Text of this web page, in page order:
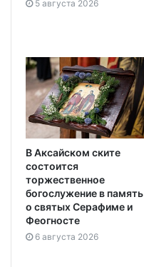
5 августа 2026
В Аксайском ските
состоится
торжественное
богослужение в память
о святых Серафиме и
Феогносте
6 августа 2026